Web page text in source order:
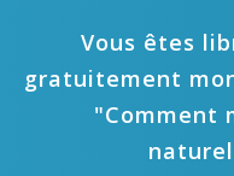
Vous êtes
gratuitement
"Comment